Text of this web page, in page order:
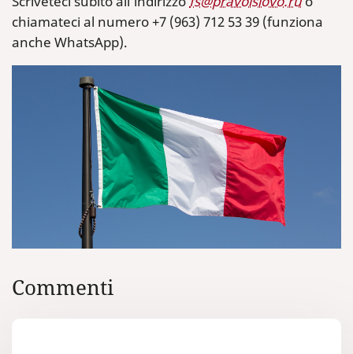
chiamateci al numero +7 (963) 712 53 39 (funziona
anche WhatsApp).
Commenti